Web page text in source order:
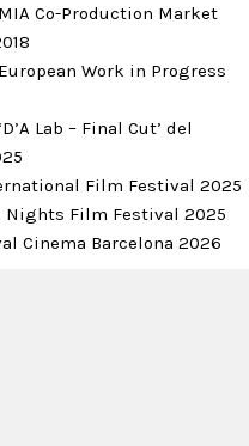
Co-Production Market
Work in Progress
Lab – Final Cut’ del
Film Festival 2025
Film Festival 2025
Cinema Barcelona 2026